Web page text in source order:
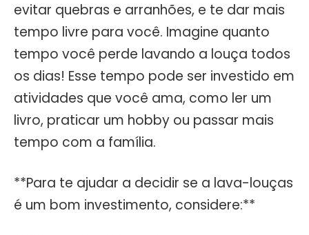
evitar quebras e arranhões, e te dar mais
tempo livre para você. Imagine quanto
tempo você perde lavando a louça todos
os dias! Esse tempo pode ser investido em
atividades que você ama, como ler um
livro, praticar um hobby ou passar mais
tempo com a família.
**Para te ajudar a decidir se a lava-louças
é um bom investimento, considere:**